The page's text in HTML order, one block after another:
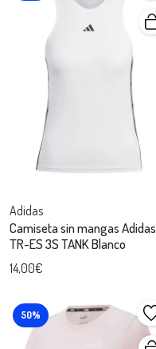
Adidas
Camiseta sin mangas Adidas
TR-ES 3S TANK Blanco
14,00€
50%